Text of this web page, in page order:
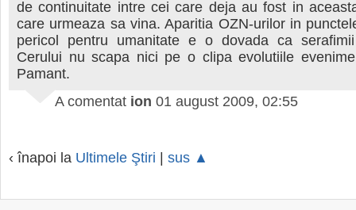
de continuitate intre cei care deja au fost in
care urmeaza sa vina. Aparitia OZN-urilor in
pericol pentru umanitate e o dovada ca
Cerului nu scapa nici pe o clipa evolutiile
Pamant.
A comentat ion 01 august 2009, 02:55
‹ înapoi la Ultimele Ştiri | sus ▲